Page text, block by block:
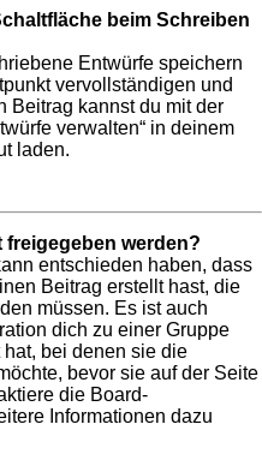
beim Schreiben
Entwürfe speichern
vervollständigen und
Beitrag kannst du mit der
verwalten“ in deinem
laden.
freigegeben werden?
entschieden haben, dass
Beitrag erstellt hast, die
müssen. Es ist auch
dich zu einer Gruppe
bei denen sie die
bevor sie auf der Seite
die Board-
Informationen dazu